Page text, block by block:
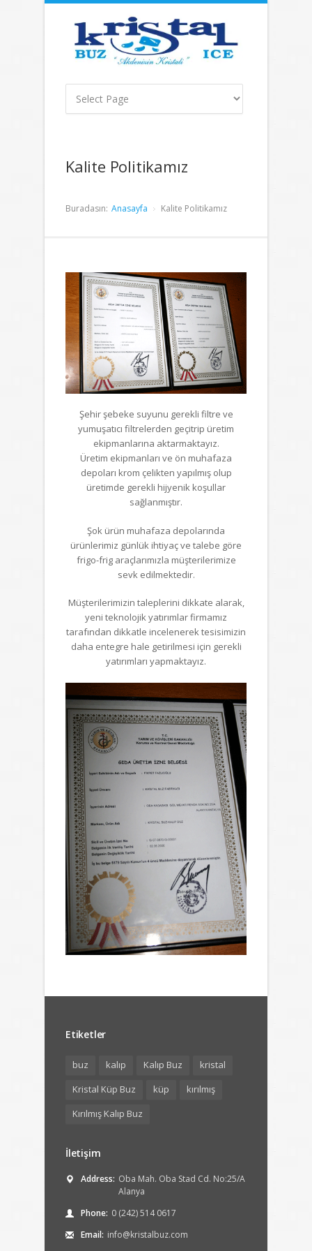
Kalite Politikamız
Buradasın: Anasayfa Kalite Politikamız
Şehir şebeke suyunu gerekli filtre ve
yumuşatıcı filtrelerden geçitrip üretim
ekipmanlarına aktarmaktayız.
Üretim ekipmanları ve ön muhafaza
depoları krom çelikten yapılmış olup
üretimde gerekli hijyenik koşullar
sağlanmıştır.
Şok ürün muhafaza depolarında
ürünlerimiz günlük ihtiyaç ve talebe göre
frigo-frig araçlarımızla müşterilerimize
sevk edilmektedir.
Müşterilerimizin taleplerini dikkate alarak,
yeni teknolojik yatırımlar firmamız
tarafından dikkatle incelenerek tesisimizin
daha entegre hale getirilmesi için gerekli
yatırımları yapmaktayız.
Etiketler
buz kalıp Kalıp Buz
kristal
Kristal Küp Buz
küp
kırılmış
Kırılmış Kalıp Buz
İletişim
Address: Oba Mah. Oba Stad Cd. No:25/A
Alanya
Phone: 0 (242) 514 0617
Email: info@kristalbuz.com